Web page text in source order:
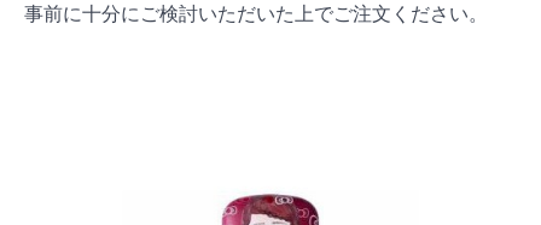
事前に十分にご検討いただいた上でご注文ください。